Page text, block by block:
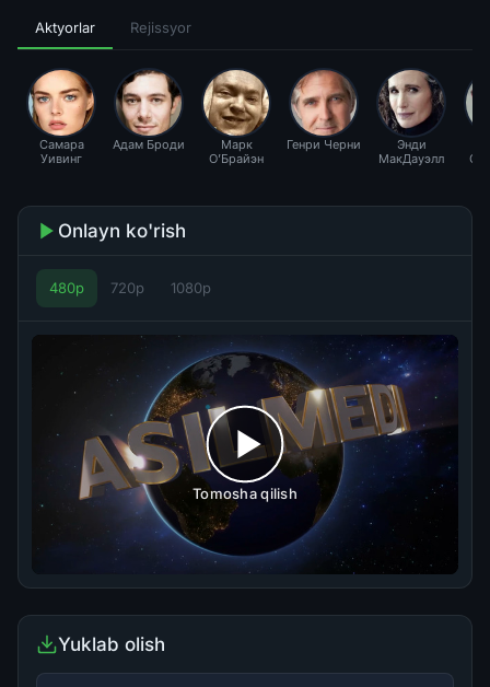
Aktyorlar Rejissyor
Самара
Уивинг
Адам Броди
Марк
О’Брайэн
Генри Черни
Энди
МакДауэлл
Onlayn ko'rish
480p 720p 1080p
Tomosha qilish
Yuklab olish